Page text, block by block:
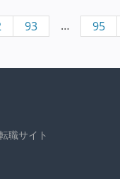
93 … 95
職サイト